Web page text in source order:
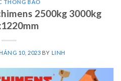
THÔNG BÁO
2500kg 3000kg
10, 2023 BY LINH